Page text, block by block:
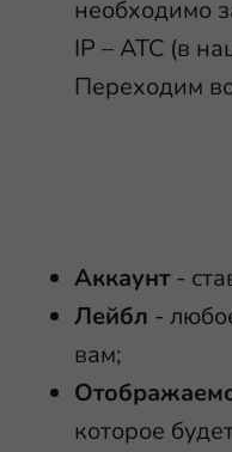
необходимо
IP – АТС (в
Переходим
Аккаунт-
Лейбл -
вам;
которое